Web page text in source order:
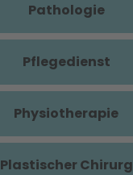
Pathologie
Pflegedienst
Physiotherapie
Plastischer Chirurg